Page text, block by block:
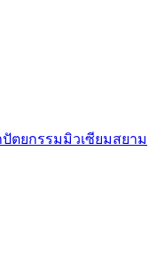
ตยกรรมมิวเซียมสยาม